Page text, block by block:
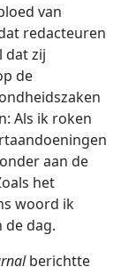
van
redacteuren
dat zij
de
Als ik roken
aan de
het
woord ik
de dag.
berichtte